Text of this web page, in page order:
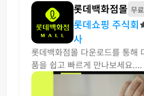
롯데백화점몰 무료
롯데쇼핑 주식회
사
롯데백화점몰 다운로드를 통해
품을 쉽고 빠르게 만나보세요....